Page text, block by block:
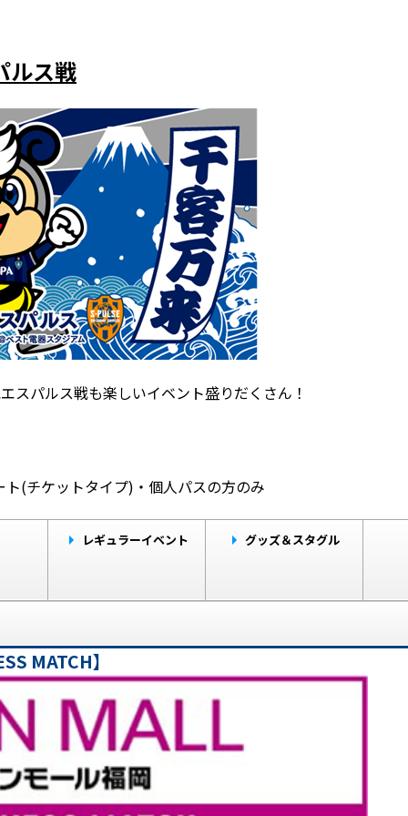
ルス戦
スパルス戦も楽しいイベント盛りだくさん！
(チケットタイプ)・個人パスの方のみ
レギュラーイベント グッズ＆スタグル
MATCH】